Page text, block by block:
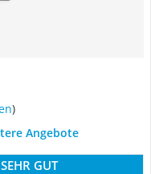
)
Angebote
SEHR GUT